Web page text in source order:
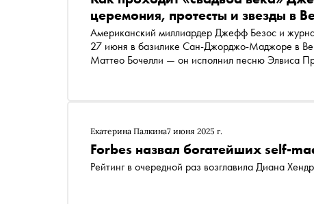
церемония, протесты и звезды в
Американский миллиардер Джефф Безос и
27 июня в базилике Сан-Джорджо-Маджоре в
Маттео Бочелли — он исполнил песню Элвиса
Екатерина Палкина7 июня 2025 г.
Forbes назвал богатейших self-
Рейтинг в очередной раз возглавила Диана